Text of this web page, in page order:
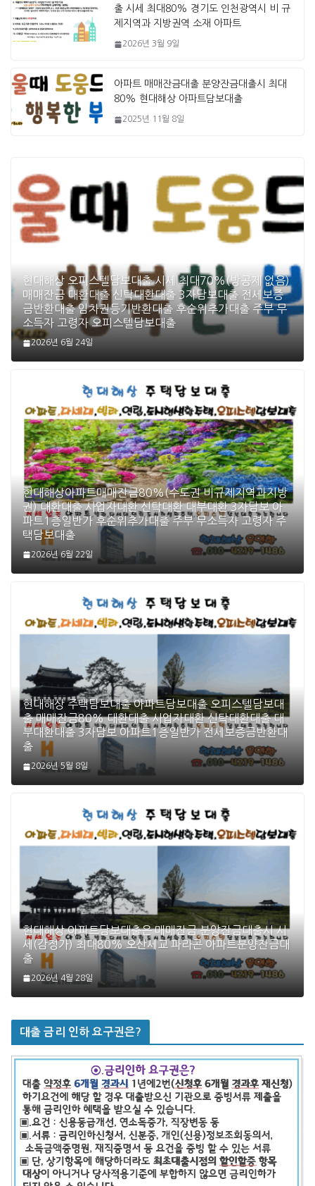
출 시세 최대80% 경기도 인천광역시 비 규
제지역과 지방권역 소재 아파트
2026년 3월 9일
아파트 매매잔금대출 분양잔금대출시 최대
80% 현대해상 아파트담보대출
2025년 11월 8일
현대해상 오피스텔담보대출 시세 최대70%(방공제 없음)
매매잔금 대환대출 신탁대환대출 3자담보대출 전세보증
금반환대출 임차권등기반환대출 후순위추가대출 주부 무
소득자 고령자 오피스텔담보대출
2026년 6월 24일
현대해상아파트매매잔금80%(수도권 비규제지역과지방
권) 대환대출 사업자대환 신탁대환 대부대환 3자담보 아
파트1층일반가 후순위추가대출 주부 무소득자 고령자 주
택담보대출
2026년 6월 22일
현대해상 주택담보대출 아파트담보대출 오피스텔담보대
출 매매잔금80% 대환대출 사업자대환 신탁대환대출 대
부대환대출 3자담보 아파트1층일반가 전세보증금반환대
출
2026년 5월 8일
현대해상 아파트담보대출은 매매잔금 분양잔금대출시 시
세(감정가) 최대80% 오산세교 파라곤 아파트분양잔금대
출
2026년 4월 28일
대출 금리 인하 요구권은?